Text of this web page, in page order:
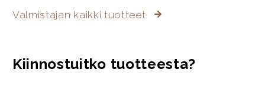
Valmistajan kaikki tuotteet
Kiinnostuitko tuotteesta?